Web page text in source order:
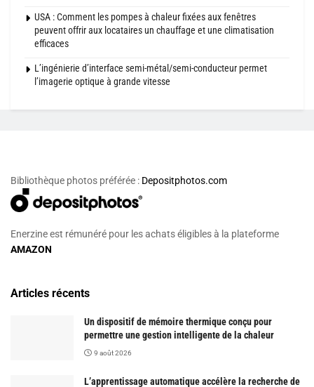
USA : Comment les pompes à chaleur fixées aux fenêtres
peuvent offrir aux locataires un chauffage et une climatisation
efficaces
L’ingénierie d’interface semi-métal/semi-conducteur permet
l’imagerie optique à grande vitesse
Bibliothèque photos préférée : Depositphotos.com
Enerzine est rémunéré pour les achats éligibles à la plateforme
AMAZON
Articles récents
Un dispositif de mémoire thermique conçu pour
permettre une gestion intelligente de la chaleur
9 août 2026
L’apprentissage automatique accélère la recherche de